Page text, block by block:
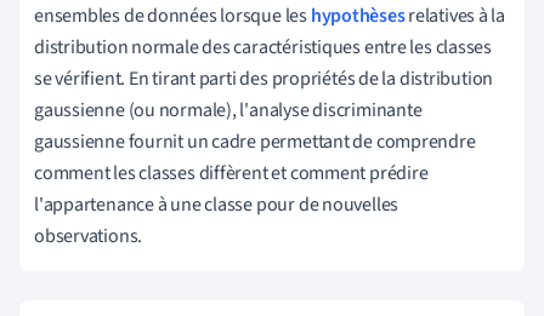
ensembles de données lorsque leshypothèsesrelatives à la
distribution normale des caractéristiques entre les classes
se vérifient. En tirant parti des propriétés de la distribution
gaussienne (ou normale), l'analyse discriminante
gaussienne fournit un cadre permettant de comprendre
comment les classes diffèrent et comment prédire
l'appartenance à une classe pour de nouvelles
observations.